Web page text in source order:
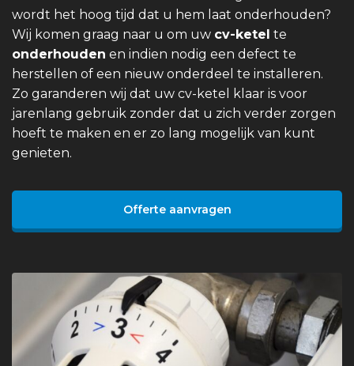
wordt het hoog tijd dat u hem laat onderhouden?
Wij komen graag naar u om uw cv-ketel te
onderhouden en indien nodig een defect te
herstellen of een nieuw onderdeel te installeren.
Zo garanderen wij dat uw cv-ketel klaar is voor
jarenlang gebruik zonder dat u zich verder zorgen
hoeft te maken en er zo lang mogelijk van kunt
genieten.
Offerte aanvragen